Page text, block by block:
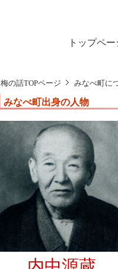
トップペー
梅の話TOPページ みなべ町に
みなべ町出身の人物